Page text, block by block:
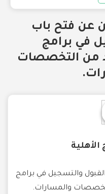
عن فتح باب
في برامج
من التخصصات
الأهلية
والتسجيل في برامج
والمسارات.